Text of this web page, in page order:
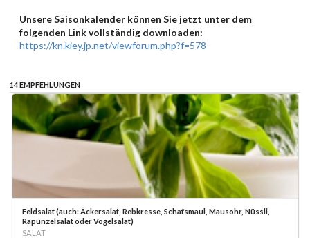
Unsere Saisonkalender können Sie jetzt unter dem
folgenden Link vollständig downloaden:
https://kn.kiey.jp.net/viewforum.php?f=578
14 EMPFEHLUNGEN
Feldsalat (auch: Ackersalat, Rebkresse, Schafsmaul, Mausohr, Nüssli,
Rapünzelsalat oder Vogelsalat)
SALAT